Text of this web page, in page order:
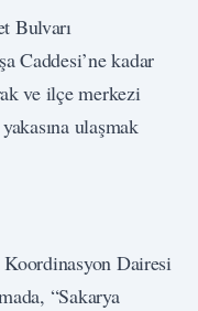
Bulvarı
Caddesi’ne kadar
ve ilçe merkezi
ulaşmak
Dairesi
“Sakarya